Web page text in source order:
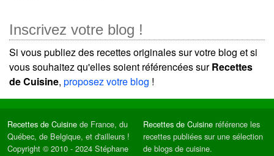
Inscrivez votre blog !
Si vous publiez des recettes originales sur votre blog et si
vous souhaitez qu'elles soient référencées surRecettes
de Cuisine, proposez votre blog !
Recettes de Cuisine de France, du
Québec, de Belgique, et d'ailleurs !
Copyright © 2010 - 2024 Stéphane
Recettes de Cuisine référence les
recettes publiées sur une sélection
de blogs de cuisine.